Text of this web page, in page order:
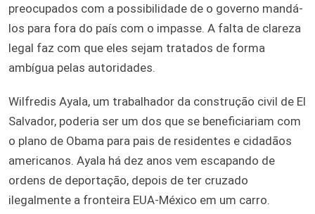
preocupados com a possibilidade de o governo mandá-
los para fora do país com o impasse. A falta de clareza
legal faz com que eles sejam tratados de forma
ambígua pelas autoridades.
Wilfredis Ayala, um trabalhador da construção civil de El
Salvador, poderia ser um dos que se beneficiariam com
o plano de Obama para pais de residentes e cidadãos
americanos. Ayala há dez anos vem escapando de
ordens de deportação, depois de ter cruzado
ilegalmente a fronteira EUA-México em um carro.